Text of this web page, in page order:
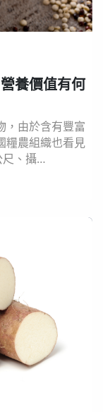
養價值有何
，由於含有豐富
糧農組織也看見
、攝
氣候變遷、促
年定為
顏色也象...